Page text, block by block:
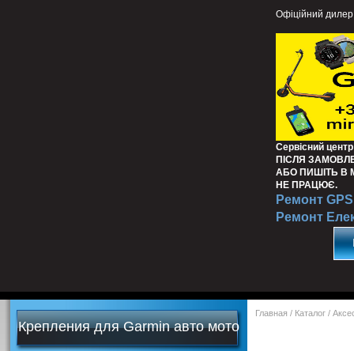
Офіційний дилер
Сервісний
ПІСЛЯ
АБО ПИШІТЬ В
НЕ ПРАЦЮЄ.
Ремонт GPS
Ремонт
Крепления для Garmin авто мото
Главная / Каталог /